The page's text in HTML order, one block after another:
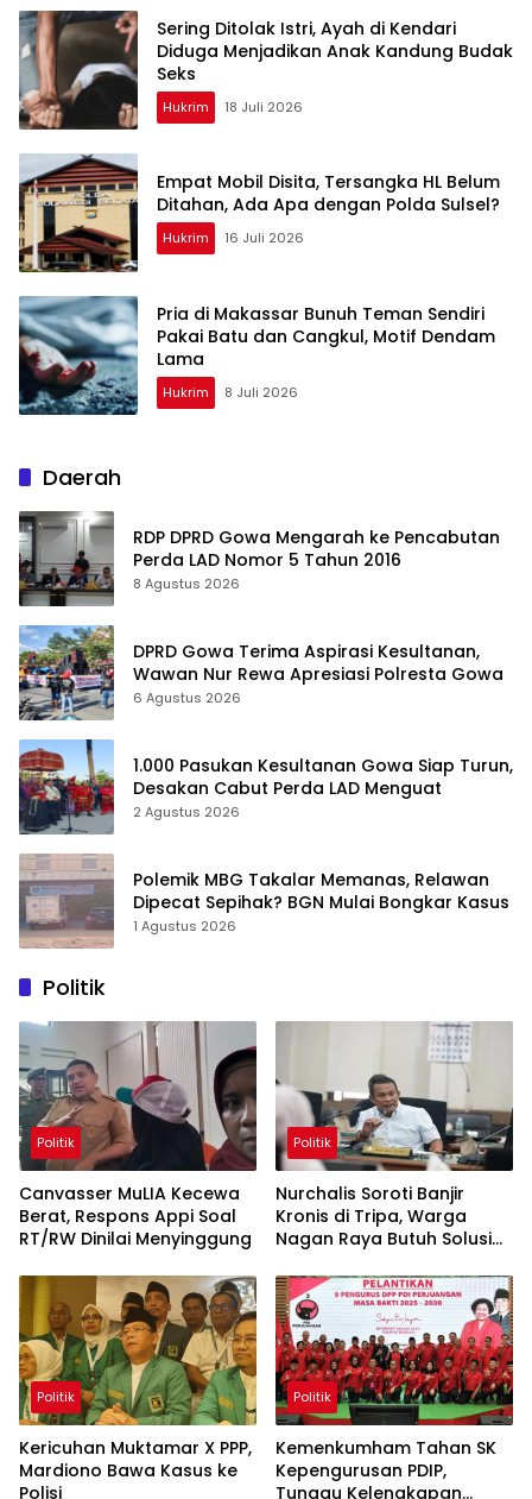
Sering Ditolak Istri, Ayah di Kendari
Diduga Menjadikan Anak Kandung Budak
Seks
Hukrim 18 Juli 2026
Empat Mobil Disita, Tersangka HL Belum
Ditahan, Ada Apa dengan Polda Sulsel?
Hukrim 16 Juli 2026
Pria di Makassar Bunuh Teman Sendiri
Pakai Batu dan Cangkul, Motif Dendam
Lama
Hukrim 8 Juli 2026
Daerah
RDP DPRD Gowa Mengarah ke Pencabutan
Perda LAD Nomor 5 Tahun 2016
8 Agustus 2026
DPRD Gowa Terima Aspirasi Kesultanan,
Wawan Nur Rewa Apresiasi Polresta Gowa
6 Agustus 2026
1.000 Pasukan Kesultanan Gowa Siap Turun,
Desakan Cabut Perda LAD Menguat
2 Agustus 2026
Polemik MBG Takalar Memanas, Relawan
Dipecat Sepihak? BGN Mulai Bongkar Kasus
1 Agustus 2026
Politik
Politik
Canvasser MuLIA Kecewa
Berat, Respons Appi Soal
RT/RW Dinilai Menyinggung
Politik
Nurchalis Soroti Banjir
Kronis di Tripa, Warga
Nagan Raya Butuh Solusi
Politik
Kericuhan Muktamar X PPP,
Mardiono Bawa Kasus ke
Polisi
Politik
Kemenkumham Tahan SK
Kepengurusan PDIP,
Tunggu Kelengkapan